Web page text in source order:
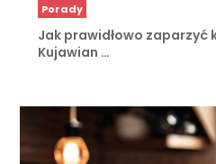
Porady
Jak prawidłowo zaparzyć
Kujawian …